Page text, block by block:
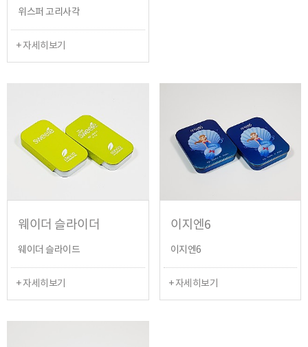
위스퍼 고리사각
+ 자세히보기
웨이더 슬라이더
웨이더 슬라이드
+ 자세히보기
이지엔6
이지엔6
+ 자세히보기